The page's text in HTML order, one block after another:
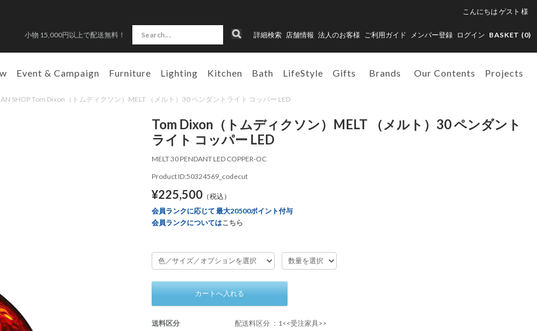
こんにちは ゲスト 様
小物 15,000円以上で配送無料！ 詳細検索 店舗情報 法人のお客様 ご利用ガイド メンバー登録 ログイン BASKET (0)
Event & Campaign Furniture Lighting Kitchen Bath LifeStyle Gifts Brands Our Contents Projects
SHOP Tom Dixon（トムディクソン）MELT （メルト）30 ペンダントライト コッパー LED
Tom Dixon（トムディクソン）MELT （メルト）30 ペンダント
ライト コッパー LED
MELT 30 PENDANT LED COPPER-OC
Product ID:50324569_codecut
¥225,500（税込）
会員ランクに応じて 最大20500ポイント付与
会員ランクについてはこちら
カートへ入れる
送料区分
配送料区分 ：1<<受注家具>>